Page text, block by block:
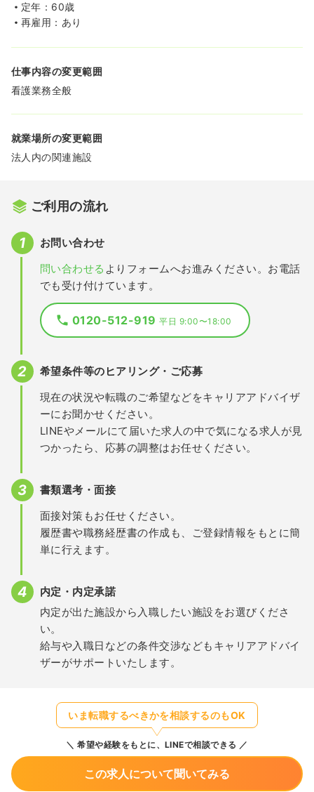
定年：60歳
再雇用：あり
仕事内容の変更範囲
看護業務全般
就業場所の変更範囲
法人内の関連施設
ご利用の流れ
お問い合わせ
問い合わせる よりフォームへお進みください。お電話
でも受け付けています。
0120-512-919平日 9:00〜18:00
希望条件等のヒアリング・ご応募
現在の状況や転職のご希望などをキャリアアドバイザ
ーにお聞かせください。
LINEやメールにて届いた求人の中で気になる求人が見
つかったら、応募の調整はお任せください。
書類選考・面接
面接対策もお任せください。
履歴書や職務経歴書の作成も、ご登録情報をもとに簡
単に行えます。
内定・内定承諾
内定が出た施設から入職したい施設をお選びくださ
い。
給与や入職日などの条件交渉などもキャリアアドバイ
ザーがサポートいたします。
いま転職するべきかを相談するのもOK
希望や経験をもとに、LINEで相談できる
この求人について聞いてみる